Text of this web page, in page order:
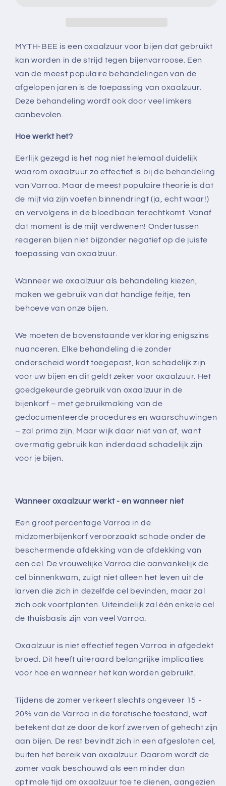
MYTH-BEE is een oxaalzuur voor bijen dat gebruikt
kan worden in de strijd tegen bijenvarroose. Een
van de meest populaire behandelingen van de
afgelopen jaren is de toepassing van oxaalzuur.
Deze behandeling wordt ook door veel imkers
aanbevolen.
Hoe werkt het?
Eerlijk gezegd is het nog niet helemaal duidelijk
waarom oxaalzuur zo effectief is bij de behandeling
van Varroa. Maar de meest populaire theorie is dat
de mijt via zijn voeten binnendringt (ja, echt waar!)
en vervolgens in de bloedbaan terechtkomt. Vanaf
dat moment is de mijt verdwenen! Ondertussen
reageren bijen niet bijzonder negatief op de juiste
toepassing van oxaalzuur.
Wanneer we oxaalzuur als behandeling kiezen,
maken we gebruik van dat handige feitje, ten
behoeve van onze bijen.
We moeten de bovenstaande verklaring enigszins
nuanceren. Elke behandeling die zonder
onderscheid wordt toegepast, kan schadelijk zijn
voor uw bijen en dit geldt zeker voor oxaalzuur. Het
goedgekeurde gebruik van oxaalzuur in de
bijenkorf – met gebruikmaking van de
gedocumenteerde procedures en waarschuwingen
– zal prima zijn. Maar wijk daar niet van af, want
overmatig gebruik kan inderdaad schadelijk zijn
voor je bijen.
Wanneer oxaalzuur werkt - en wanneer niet
Een groot percentage Varroa in de
midzomerbijenkorf veroorzaakt schade onder de
beschermende afdekking van de afdekking van
een cel. De vrouwelijke Varroa die aanvankelijk de
cel binnenkwam, zuigt niet alleen het leven uit de
larven die zich in dezelfde cel bevinden, maar zal
zich ook voortplanten. Uiteindelijk zal één enkele cel
de thuisbasis zijn van veel Varroa.
Oxaalzuur is niet effectief tegen Varroa in afgedekt
broed. Dit heeft uiteraard belangrijke implicaties
voor hoe en wanneer het kan worden gebruikt.
Tijdens de zomer verkeert slechts ongeveer 15 -
20% van de Varroa in de foretische toestand, wat
betekent dat ze door de korf zwerven of gehecht zijn
aan bijen. De rest bevindt zich in een afgesloten cel,
buiten het bereik van oxaalzuur. Daarom wordt de
zomer vaak beschouwd als een minder dan
optimale tijd om oxaalzuur toe te dienen, aangezien